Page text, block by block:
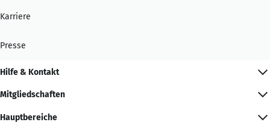
Karriere
Presse
Hilfe & Kontakt
Mitgliedschaften
Hauptbereiche